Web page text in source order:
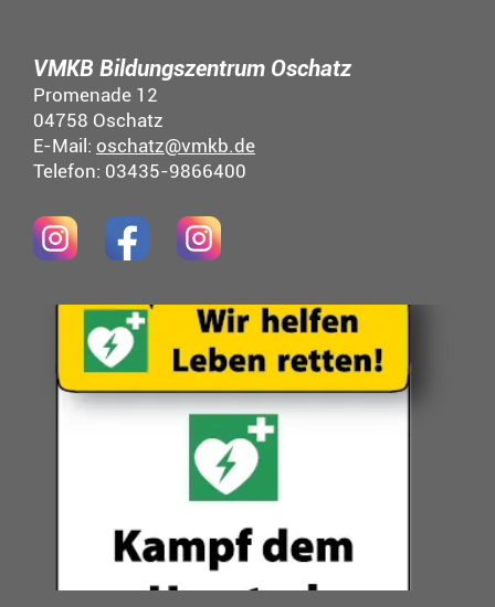
VMKB Bildungszentrum Oschatz
Promenade 12
04758 Oschatz
E-Mail: oschatz@vmkb.de
Telefon: 03435-9866400